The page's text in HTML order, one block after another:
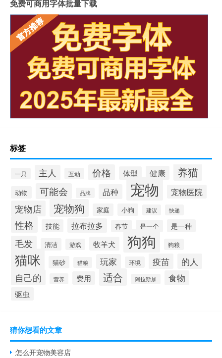
免费可商用字体批量下载
标签
一只 主人 互动 价格 体型 健康 养猫
动物 可能会 品牌 品种 宠物 宠物医院
宠物店 宠物狗 家庭 小狗 建议 快递
性格 技能 拉布拉多 春节 是一个 是一种
毛发 清洁 游戏 牧羊犬 狗狗 狗粮
猫咪 猫砂 猫粮 玩家 环境 疫苗 的人
自己的 营养 费用 适合 阿拉斯加 食物
驱虫
猜你想看的文章
怎么开宠物美容店